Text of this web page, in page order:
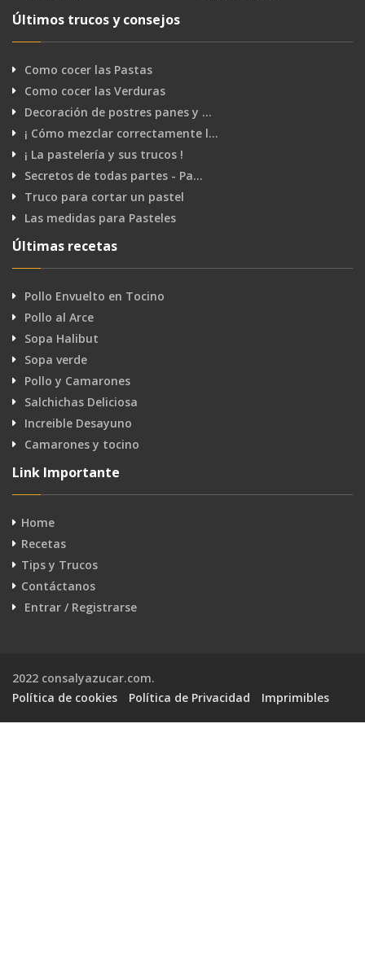
Últimos trucos y consejos
Como cocer las Pastas
Como cocer las Verduras
Decoración de postres panes y …
¡ Cómo mezclar correctamente l…
¡ La pastelería y sus trucos !
Secretos de todas partes - Pa…
Truco para cortar un pastel
Las medidas para Pasteles
Últimas recetas
Pollo Envuelto en Tocino
Pollo al Arce
Sopa Halibut
Sopa verde
Pollo y Camarones
Salchichas Deliciosa
Increible Desayuno
Camarones y tocino
Link Importante
Home
Recetas
Tips y Trucos
Contáctanos
Entrar / Registrarse
2022 consalyazucar.com.
Política de cookies
Política de Privacidad Imprimibles